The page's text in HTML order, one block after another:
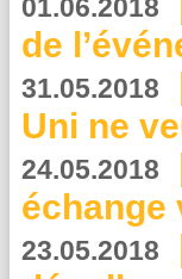
01.06.2018
de
31.05.2018
Uni ne
24.05.2018
échange
23.05.2018